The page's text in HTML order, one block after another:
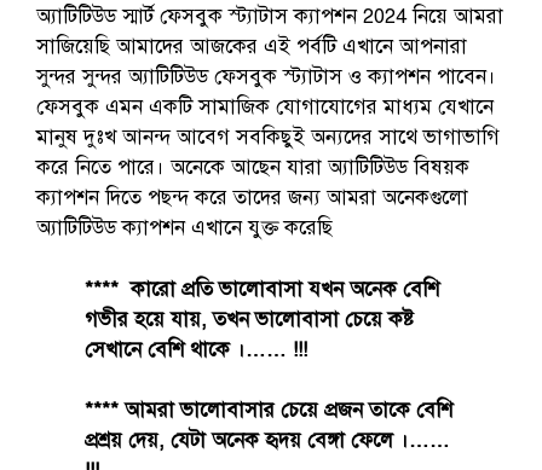
অ্যাটিটিউড স্মার্ট ফেসবুক স্ট্যাটাস ক্যাপশন 2024 নিয়ে আমরা
সাজিয়েছি আমাদের আজকের এই পর্বটি এখানে আপনারা
সুন্দর সুন্দর অ্যাটিটিউড ফেসবুক স্ট্যাটাস ও ক্যাপশন পাবেন।
ফেসবুক এমন একটি সামাজিক যোগাযোগের মাধ্যম যেখানে
মানুষ দুঃখ আনন্দ আবেগ সবকিছুই অন্যদের সাথে ভাগাভাগি
করে নিতে পারে। অনেকে আছেন যারা অ্যাটিটিউড বিষয়ক
ক্যাপশন দিতে পছন্দ করে তাদের জন্য আমরা অনেকগুলো
অ্যাটিটিউড ক্যাপশন এখানে যুক্ত করেছি
**** কারো প্রতি ভালোবাসা যখন অনেক বেশি
গভীর হয়ে যায়, তখন ভালোবাসা চেয়ে কষ্ট
সেখানে বেশি থাকে ।…… !!!
**** আমরা ভালোবাসার চেয়ে প্রজন তাকে বেশি
প্রশ্রয় দেয়, যেটা অনেক হৃদয় বেঙ্গা ফেলে ।……